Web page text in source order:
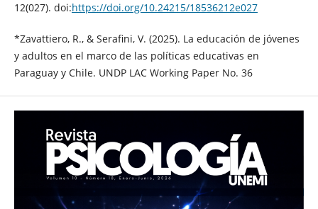
12(027). doi:https://doi.org/10.24215/18536212e027
*Zavattiero, R., & Serafini, V. (2025). La educación de jóvenes
y adultos en el marco de las políticas educativas en
Paraguay y Chile. UNDP LAC Working Paper No. 36